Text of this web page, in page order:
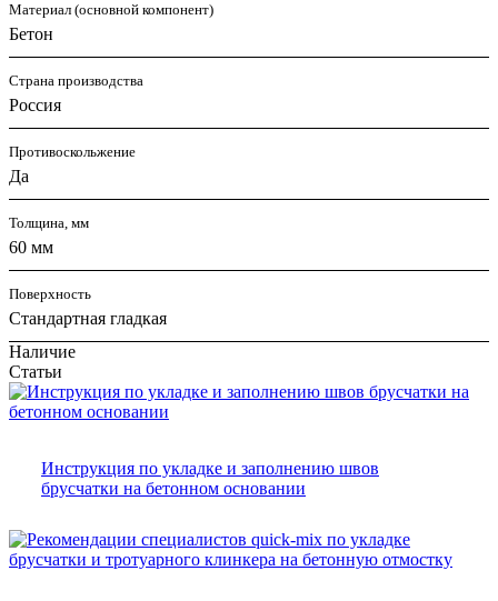
Материал (основной компонент)
Бетон
Страна производства
Россия
Противоскольжение
Да
Толщина, мм
60 мм
Поверхность
Стандартная гладкая
Наличие
Статьи
Инструкция по укладке и заполнению швов
брусчатки на бетонном основании